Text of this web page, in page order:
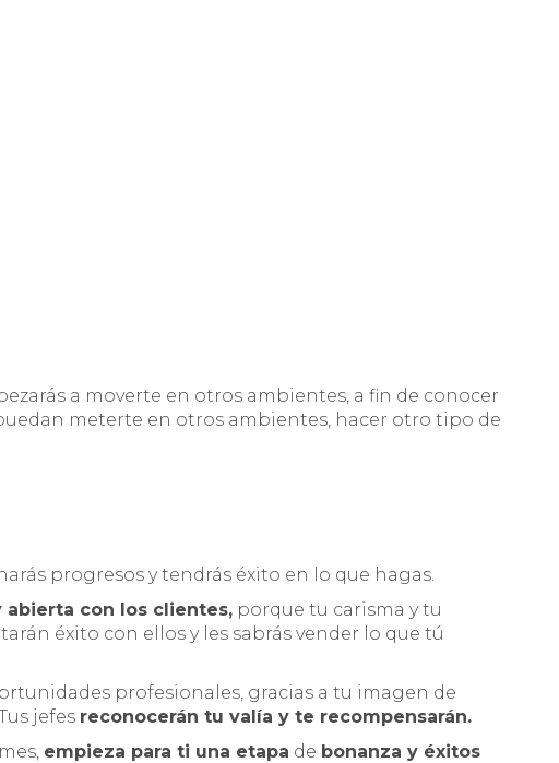
a moverte en otros ambientes, a fin de conocer
meterte en otros ambientes, hacer otro tipo de
progresos y tendrás éxito en lo que hagas.
con los clientes, porque tu carisma y tu
éxito con ellos y les sabrás vender lo que tú
profesionales, gracias a tu imagen de
jefes reconocerán tu valía y te recompensarán.
empieza para ti una etapa de bonanza y éxitos